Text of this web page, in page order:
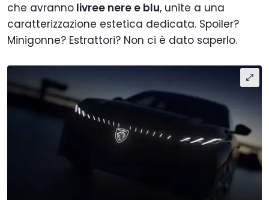
che avranno livree nere e blu, unite a una
caratterizzazione estetica dedicata. Spoiler?
Minigonne? Estrattori? Non ci è dato saperlo.